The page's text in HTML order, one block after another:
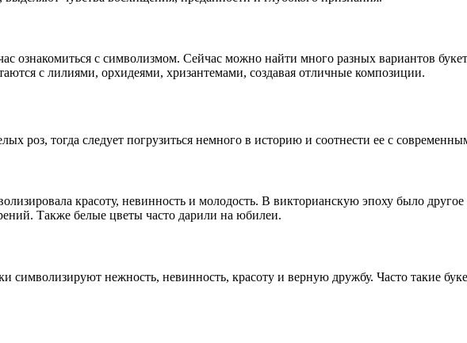
ознакомиться с символизмом. Сейчас можно найти много разных вариантов
с лилиями, орхидеями, хризантемами, создавая отличные композиции.
роз, тогда следует погрузиться немного в историю и соотнести ее с
красоту, невинность и молодость. В викторианскую эпоху было
Также белые цветы часто дарили на юбилеи.
символизируют нежность, невинность, красоту и верную дружбу. Часто такие